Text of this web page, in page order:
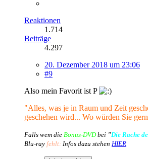
Reaktionen
1.714
Beiträge
4.297
20. Dezember 2018 um 23:06
#9
Also mein Favorit ist P
"Alles, was je in Raum und Zeit
geschehen wird... Wo würden Sie
Falls wem die Bonus-DVDbei "Die Rache
Blu-ray fehlt: Infos dazu stehen HIER